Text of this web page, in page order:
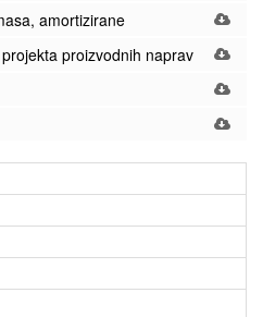
amortizirane
proizvodnih naprav